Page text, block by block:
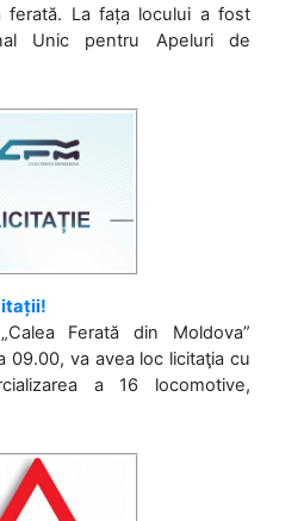
ferată. La fața locului a fost
Unic pentru Apeluri de
Ferată din Moldova”
09.00, va avea loc licitaţia cu
a 16 locomotive,